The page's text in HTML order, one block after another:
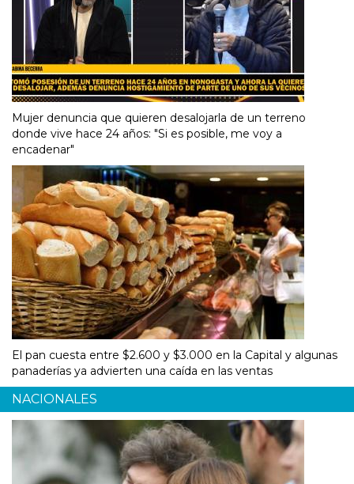
Mujer denuncia que quieren desalojarla de un terreno
donde vive hace 24 años: "Si es posible, me voy a
encadenar"
El pan cuesta entre $2.600 y $3.000 en la Capital y algunas
panaderías ya advierten una caída en las ventas
NACIONALES